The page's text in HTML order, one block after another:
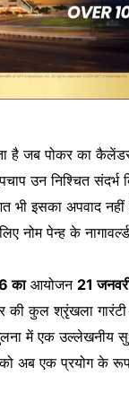
है जब पोकर का
उन निश्चित
भी इसका अपवाद
पेन्ह के
काआयोजन 21
की कुल श्रृंखला गारंटी
में एक उल्लेखनीय
अब एक प्रयोग के रूप